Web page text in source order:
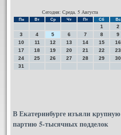
Сегодня: Среда, 5 Августа
Пн Вт Ср Чт Пт Сб Вс
1
2
3
4 5 6 7 8
9
10
11 12 13 14 15
16
17
18 19 20 21 22
23
24
25 26 27 28 29
30
31
В Екатеринбурге изъяли крупную
партию 5-тысячных подделок